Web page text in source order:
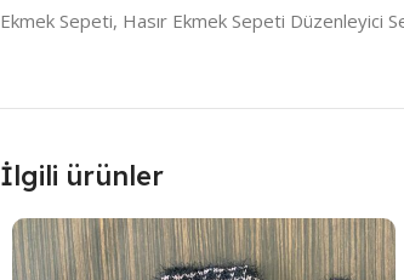
Ekmek Sepeti, Hasır Ekmek Sepeti Düzenleyici
İlgili ürünler